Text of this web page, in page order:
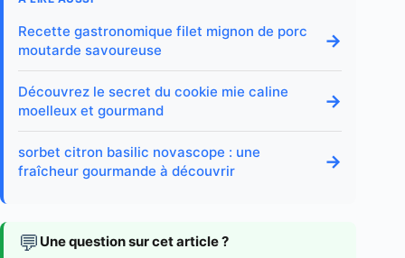
Recette gastronomique filet mignon de porc
moutarde savoureuse
→
Découvrez le secret du cookie mie caline
moelleux et gourmand
→
sorbet citron basilic novascope : une
fraîcheur gourmande à découvrir
→
💬 Une question sur cet article ?